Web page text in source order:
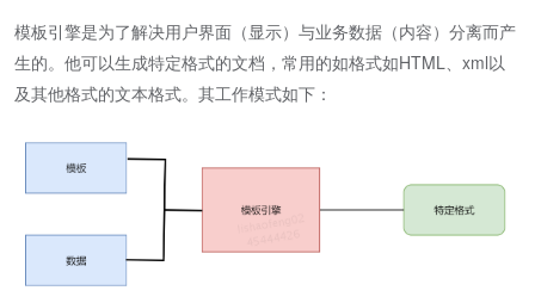
模板引擎是为了解决用户界面（显示）与业务数据（内容）分离而产
生的。他可以生成特定格式的文档，常用的如格式如HTML、xml以
及其他格式的文本格式。其工作模式如下：